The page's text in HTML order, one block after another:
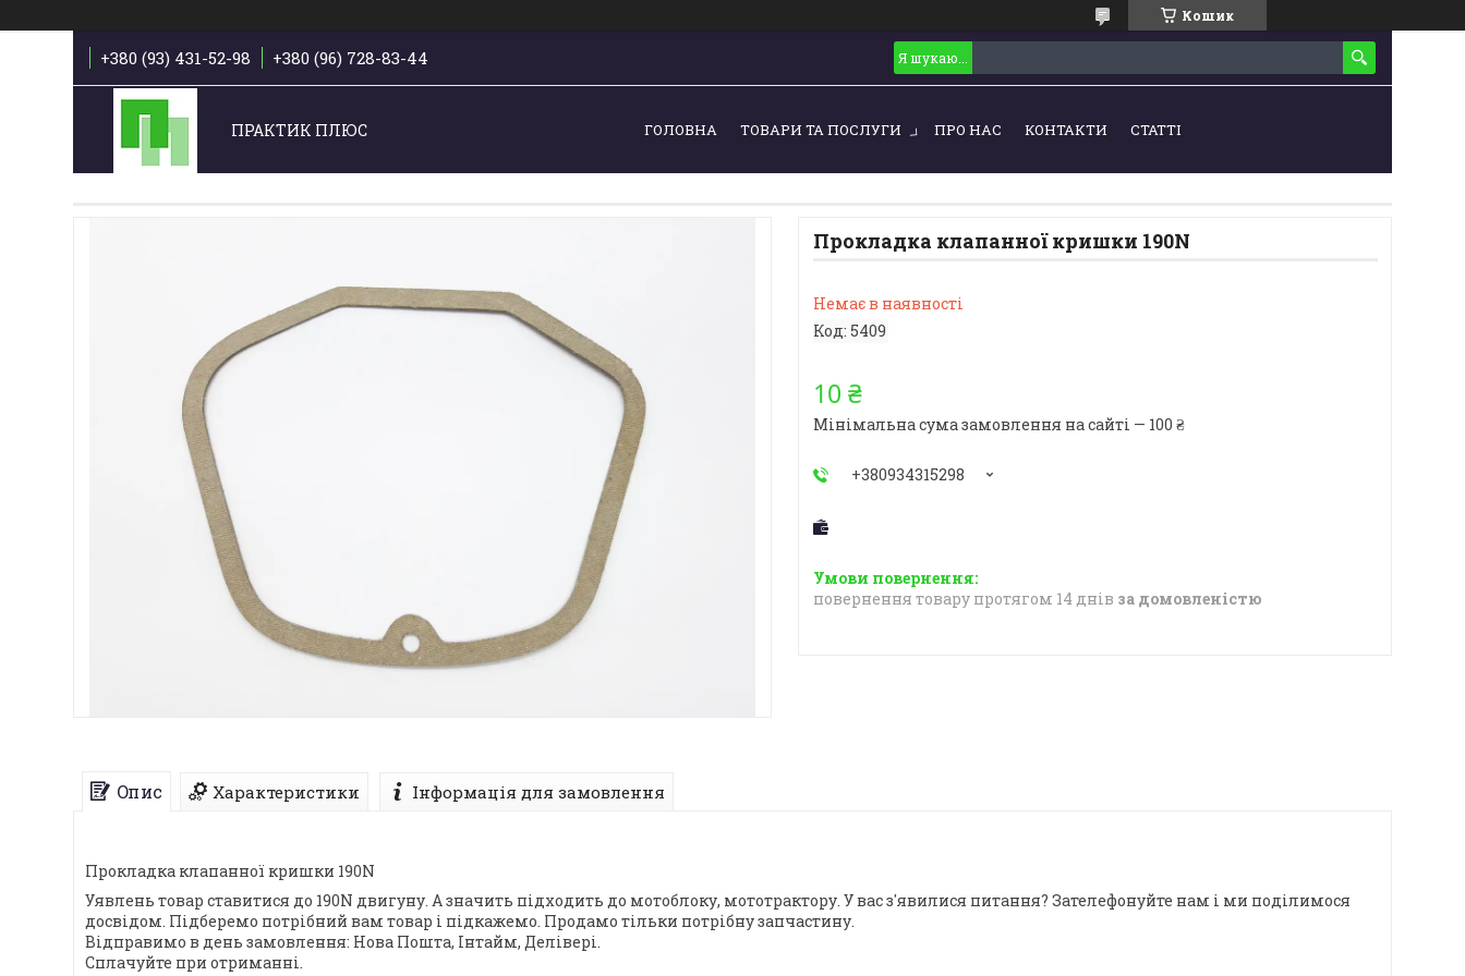
Кошик
+380 (93) 431-52-98 +380 (96) 728-83-44
ПРАКТИК ПЛЮС ГОЛОВНА ТОВАРИ ТА ПОСЛУГИ ПРО НАС КОНТАКТИ СТАТТІ
Прокладка клапанної кришки 190N
Немає в наявності
Код: 5409
10 ₴
Мінімальна сума замовлення на сайті — 100 ₴
+380934315298
повернення товару протягом 14 днів за домовленістю
Опис Характеристики Інформація для замовлення
Прокладка клапанної кришки 190N
Уявлень товар ставитися до 190N двигуну. А значить підходить до мотоблоку, мототрактору. У вас з'явилися питання? Зателефонуйте нам і ми поділимося
досвідом. Підберемо потрібний вам товар і підкажемо. Продамо тільки потрібну запчастину.
Відправимо в день замовлення: Нова Пошта, Інтайм, Делівері.
Сплачуйте при отриманні.